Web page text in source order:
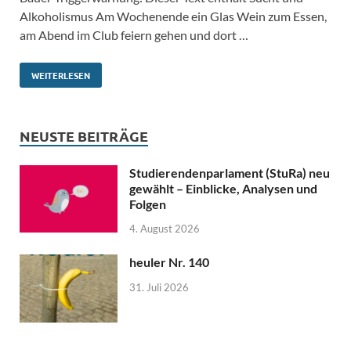
Alkoholismus Am Wochenende ein Glas Wein zum Essen,
am Abend im Club feiern gehen und dort …
WEITERLESEN
NEUSTE BEITRÄGE
Studierendenparlament (StuRa) neu
gewählt – Einblicke, Analysen und
Folgen
4. August 2026
heuler Nr. 140
31. Juli 2026